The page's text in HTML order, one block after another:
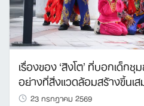
เรื่องของ ‘สิงโต’ ที่บอกเด็กชุ
อย่างที่สิ่งแวดล้อมสร้างขึ้นเส
23 กรกฎาคม 2569